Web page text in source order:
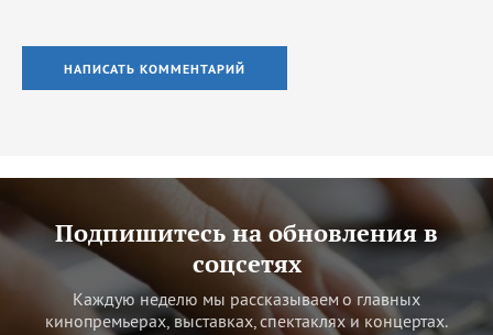
НАПИСАТЬ КОММЕНТАРИЙ
Подпишитесь на обновления в
соцсетях
Каждую неделю мы рассказываем о главных
кинопремьерах, выставках, спектаклях и концертах.